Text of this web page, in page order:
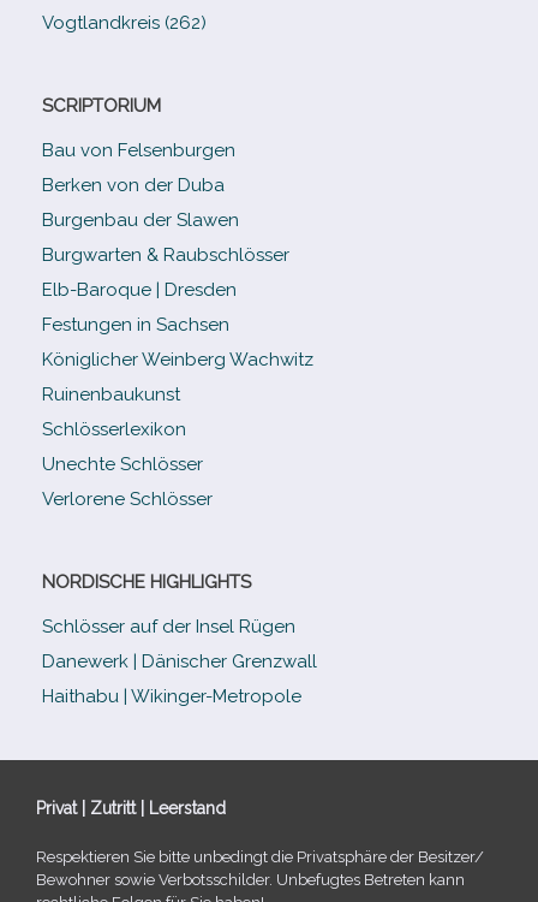
Vogtlandkreis (262)
SCRIPTORIUM
Bau von Felsenburgen
Berken von der Duba
Burgenbau der Slawen
Burgwarten & Raubschlösser
Elb-​Baroque | Dresden
Festungen in Sachsen
Königlicher Weinberg Wachwitz
Ruinenbaukunst
Schlösserlexikon
Unechte Schlösser
Verlorene Schlösser
NORDISCHE HIGHLIGHTS
Schlösser auf der Insel Rügen
Danewerk | Dänischer Grenzwall
Haithabu | Wikinger-Metropole
Privat | Zutritt | Leerstand
Respektieren Sie bitte unbe­dingt die Privatsphäre der Besitzer/​
Bewohner sowie Verbotsschilder. Unbefugtes Betreten kann